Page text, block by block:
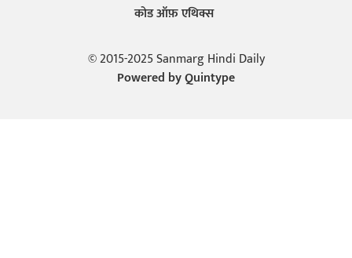
कोड ऑफ़ एथिक्स
© 2015-2025 Sanmarg Hindi Daily
Powered byQuintype